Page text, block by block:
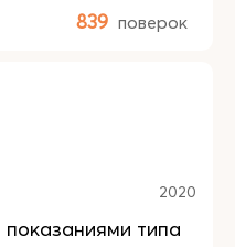
839 поверок
2020
типа